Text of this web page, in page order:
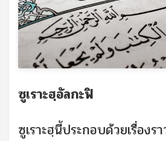
ซูเราะฮฺอัลกะฟิ
ซูเราะฮฺนี้ประกอบด้วยเรื่อง